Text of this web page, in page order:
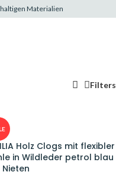
Materialien
Filters
Holz Clogs mit flexibler
in Wildleder petrol blau